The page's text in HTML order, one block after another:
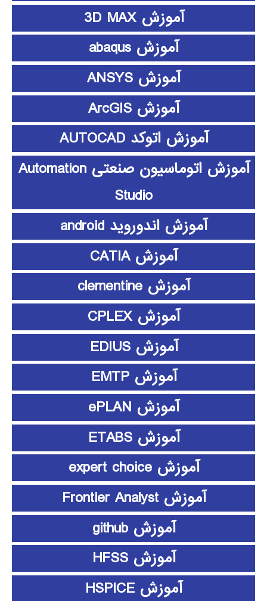
آموزش 3D MAX
آموزش abaqus
آموزش ANSYS
آموزش ArcGIS
آموزش اتوکد AUTOCAD
آموزش اتوماسیون صنعتی Automation
Studio
آموزش اندوروید android
آموزش CATIA
آموزش clementine
آموزش CPLEX
آموزش EDIUS
آموزش EMTP
آموزش ePLAN
آموزش ETABS
آموزش expert choice
آموزش Frontier Analyst
آموزش github
آموزش HFSS
آموزش HSPICE